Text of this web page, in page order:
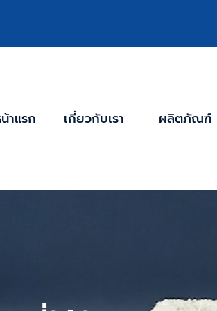
าแรก เกี่ยวกับเรา ผลิตภัณฑ์